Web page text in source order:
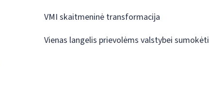
VMI skaitmeninė transformacija
Vienas langelis prievolėms valstybei sumokėti